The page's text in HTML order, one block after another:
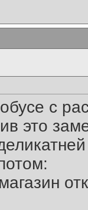
с
это